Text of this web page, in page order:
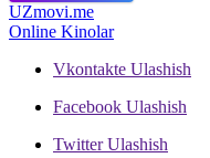
UZmovi.me
Online Kinolar
Vkontakte Ulashish
Facebook Ulashish
Twitter Ulashish